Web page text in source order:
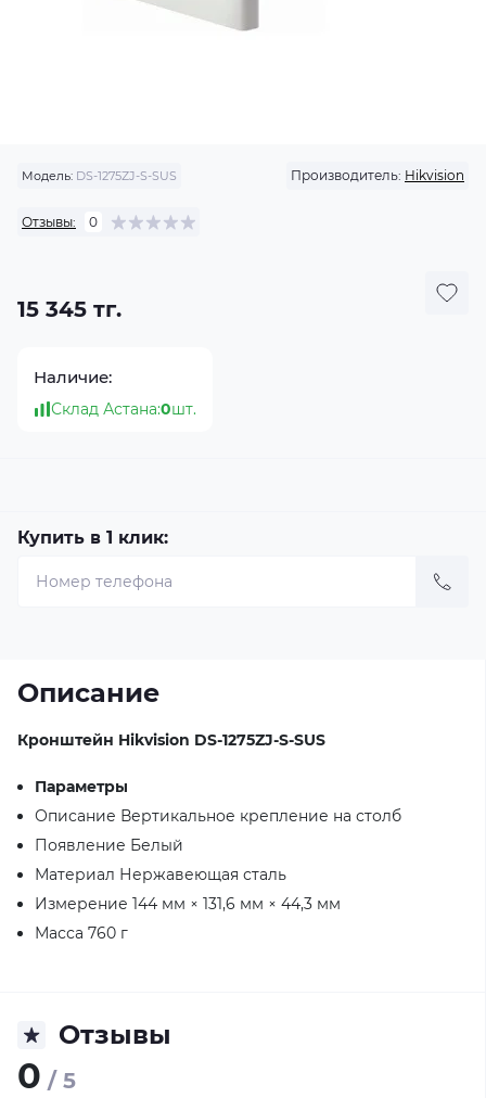
Модель: DS-1275ZJ-S-SUS Производитель: Hikvision
Отзывы: 0
15 345 тг.
Наличие:
Склад Астана:0шт.
Купить в 1 клик:
Описание
Кронштейн Hikvision DS-1275ZJ-S-SUS
Параметры
Описание Вертикальное крепление на столб
Появление Белый
Материал Нержавеющая сталь
Измерение 144 мм × 131,6 мм × 44,3 мм
Масса 760 г
Отзывы
0 / 5